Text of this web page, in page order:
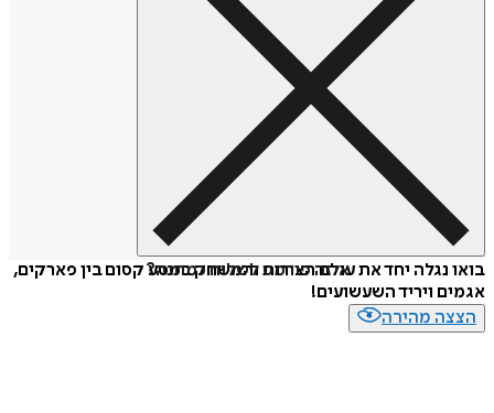
איזה פורמט לשלוח כמתנה?
בואו נגלה יחד את עולם הצורות והמשחק במסע קסום בין פארקים,
אגמים ויריד השעשועים!
הצצה מהירה